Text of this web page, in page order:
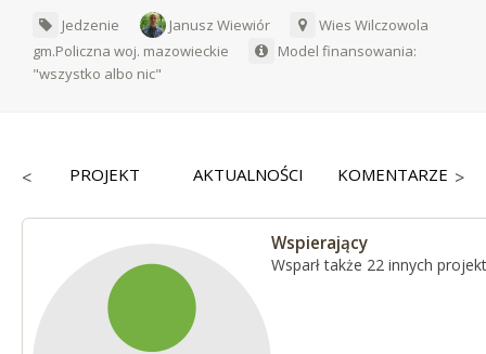
Jedzenie Janusz Wiewiór
Wies Wilczowola
gm.Policzna woj. mazowieckie
Model finansowania:
"wszystko albo nic"
< PROJEKT AKTUALNOŚCI KOMENTARZE >
Wspierający
Wsparł także 22 innych